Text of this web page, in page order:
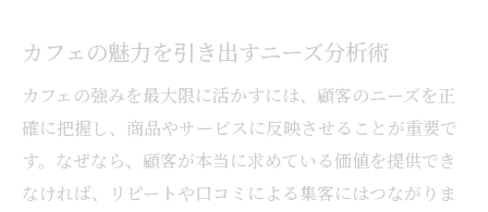
カフェの魅力を引き出すニーズ分析術
カフェの強みを最大限に活かすには、顧客のニーズを正
確に把握し、商品やサービスに反映させることが重要で
す。なぜなら、顧客が本当に求めている価値を提供でき
なければ、リピートや口コミによる集客にはつながりま